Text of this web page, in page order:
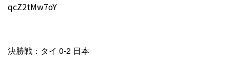
qcZ2tMw7oY
決勝戦：タイ 0-2 日本